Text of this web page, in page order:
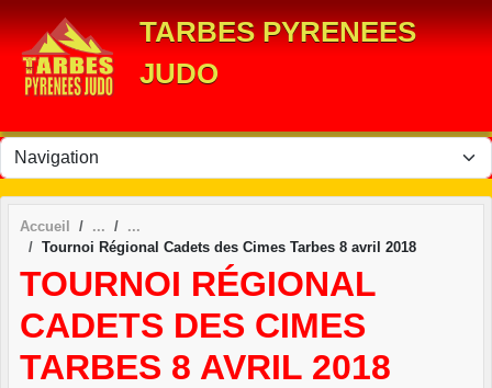
TARBES PYRENEES
JUDO
Accueil
Tournoi Régional Cadets des Cimes Tarbes 8 avril 2018
TOURNOI RÉGIONAL
CADETS DES CIMES
TARBES 8 AVRIL 2018
Panneau de gestion des cookies